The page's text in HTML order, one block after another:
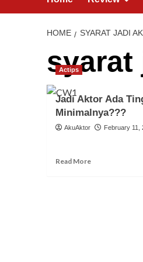
HOME SYARAT JADI
syarat
Actips
Jadi Aktor Ada
Minimalnya???
AkuAktor February 11,
Read More